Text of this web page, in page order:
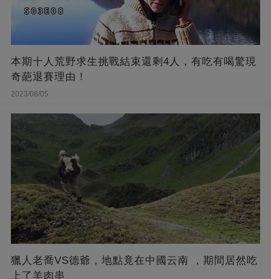
本期十人荒野求生挑戰結束還剩4人，有吃有喝驚現
奇葩退賽理由！
2023/08/05
獵人老喬VS德爺，地點竟在中國云南 ，期間居然吃
上了羊肉串